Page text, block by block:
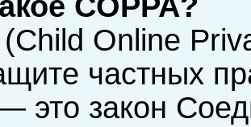
(Child Online
частных
это закон